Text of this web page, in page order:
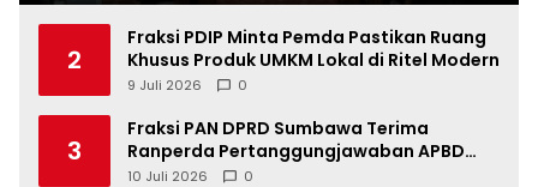
2
Fraksi PDIP Minta Pemda Pastikan Ruang
Khusus Produk UMKM Lokal di Ritel Modern
9 Juli 2026 0
3
Fraksi PAN DPRD Sumbawa Terima
Ranperda Pertanggungjawaban APBD
2025, Soroti SILPA Rp201,68 Miliar dan
10 Juli 2026 0